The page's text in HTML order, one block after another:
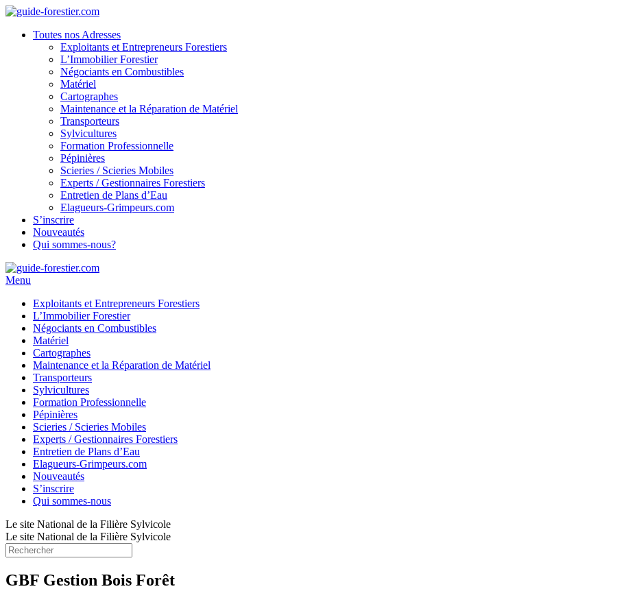
Toutes nos Adresses
Exploitants et Entrepreneurs Forestiers
L’Immobilier Forestier
Négociants en Combustibles
Matériel
Cartographes
Maintenance et la Réparation de Matériel
Transporteurs
Sylvicultures
Formation Professionnelle
Pépinières
Scieries / Scieries Mobiles
Experts / Gestionnaires Forestiers
Entretien de Plans d’Eau
Elagueurs-Grimpeurs.com
S’inscrire
Nouveautés
Qui sommes-nous?
Menu
Exploitants et Entrepreneurs Forestiers
L’Immobilier Forestier
Négociants en Combustibles
Matériel
Cartographes
Maintenance et la Réparation de Matériel
Transporteurs
Sylvicultures
Formation Professionnelle
Pépinières
Scieries / Scieries Mobiles
Experts / Gestionnaires Forestiers
Entretien de Plans d’Eau
Elagueurs-Grimpeurs.com
Nouveautés
S’inscrire
Qui sommes-nous
Le site National de la Filière Sylvicole
Le site National de la Filière Sylvicole
GBF Gestion Bois Forêt